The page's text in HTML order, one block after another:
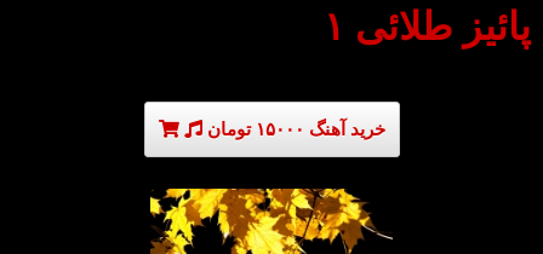
پائیز طلائی ۱
خرید آهنگ ۱۵۰۰۰ تومان